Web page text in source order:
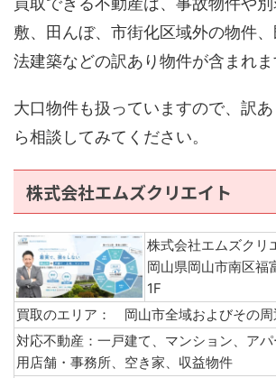
敷、田んぼ、市街化区域外の物件
法建築などの訳あり物件が含まれま
大口物件も扱っていますので、訳
ら相談してみてください。
株式会社エムズクリエイト
株式会社エムズクリ
岡山県岡山市南区福
1F
買取のエリア： 岡山市全域およびその周
対応不動産：一戸建て、マンション、ア
用店舗・事務所、空き家、収益物件